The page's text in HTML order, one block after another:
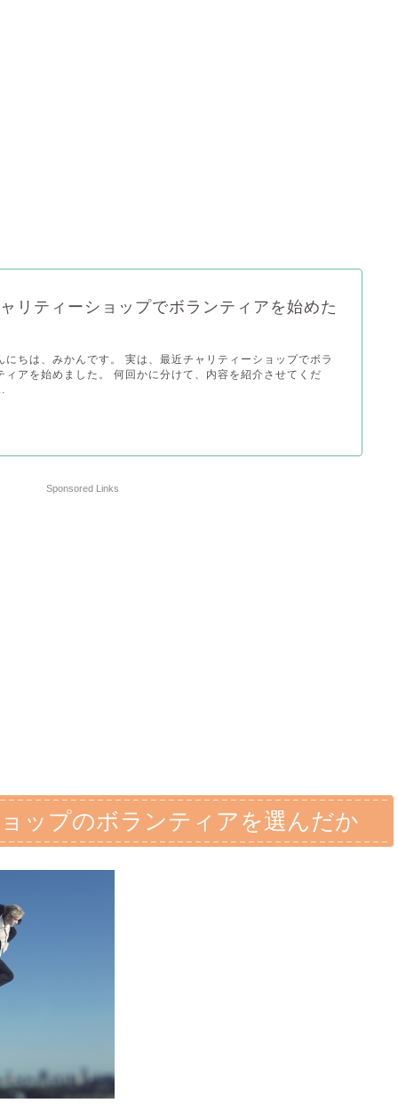
リティーショップでボランティアを始めた
にちは、みかんです。 実は、最近チャリティーショップでボラ
ィアを始めました。 何回かに分けて、内容を紹介させてくだ
Sponsored Links
ップのボランティアを選んだか